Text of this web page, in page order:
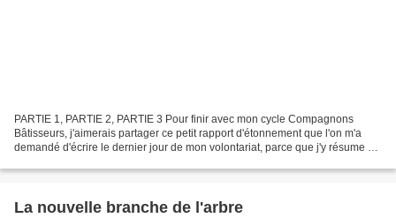
PARTIE 1, PARTIE 2, PARTIE 3 Pour finir avec mon cycle Compagnons
Bâtisseurs, j'aimerais partager ce petit rapport d'étonnement que l'on m'a
demandé d'écrire le dernier jour de mon volontariat, parce que j'y résume en
La nouvelle branche de l'arbre